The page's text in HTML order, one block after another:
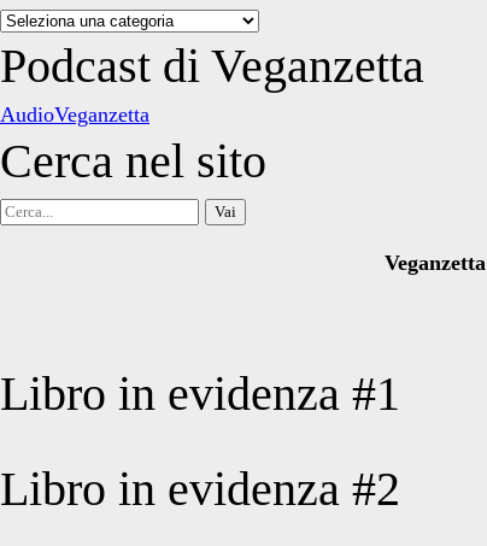
Categorie
degli
articoli
Podcast di Veganzetta
AudioVeganzetta
Cerca nel sito
Cerca
Veganzetta
Libro in evidenza #1
Libro in evidenza #2